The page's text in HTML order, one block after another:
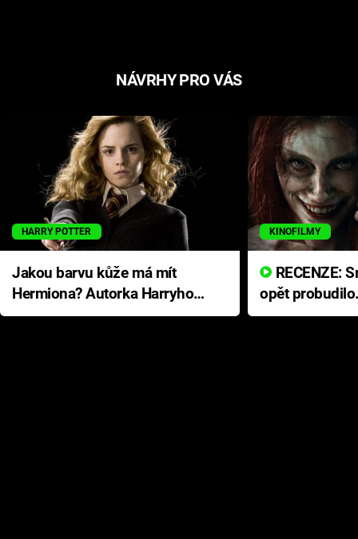
NÁVRHY PRO VÁS
HARRY POTTER
Jakou barvu kůže má mít
Hermiona? Autorka Harryho
Pottera přišla s ráznou
KINOFILMY
opět
přichází s